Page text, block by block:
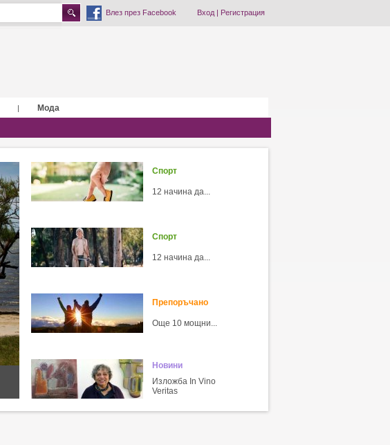
Влез през Facebook Вход| Регистрация
| Мода
Спорт
12 начина да...
Спорт
12 начина да...
Препоръчано
Още 10 мощни...
Новини
Изложба In Vino
Veritas